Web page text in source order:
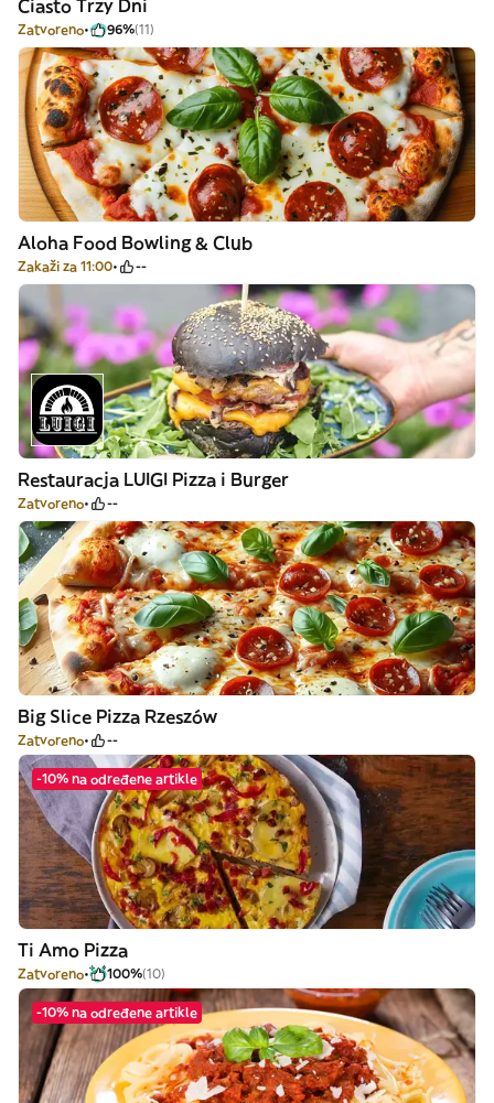
Ciasto Trzy Dni
Zatvoreno 96%(11)
Aloha Food Bowling & Club
Zakaži za 11:00 --
Restauracja LUIGI Pizza i Burger
Zatvoreno --
Big Slice Pizza Rzeszów
Zatvoreno --
-10% na određene artikle
Ti Amo Pizza
Zatvoreno 100%(10)
-10% na određene artikle